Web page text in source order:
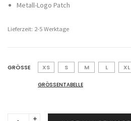
Metall-Logo Patch
Lieferzeit: 2-5 Werktage
GRÖSSE XS S M L XL
GRÖSSENTABELLE
circle